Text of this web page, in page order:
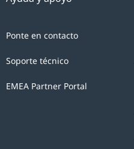
(UE)
del
Parlamento
Ponte en contacto
Soporte técnico
EMEA Partner Portal